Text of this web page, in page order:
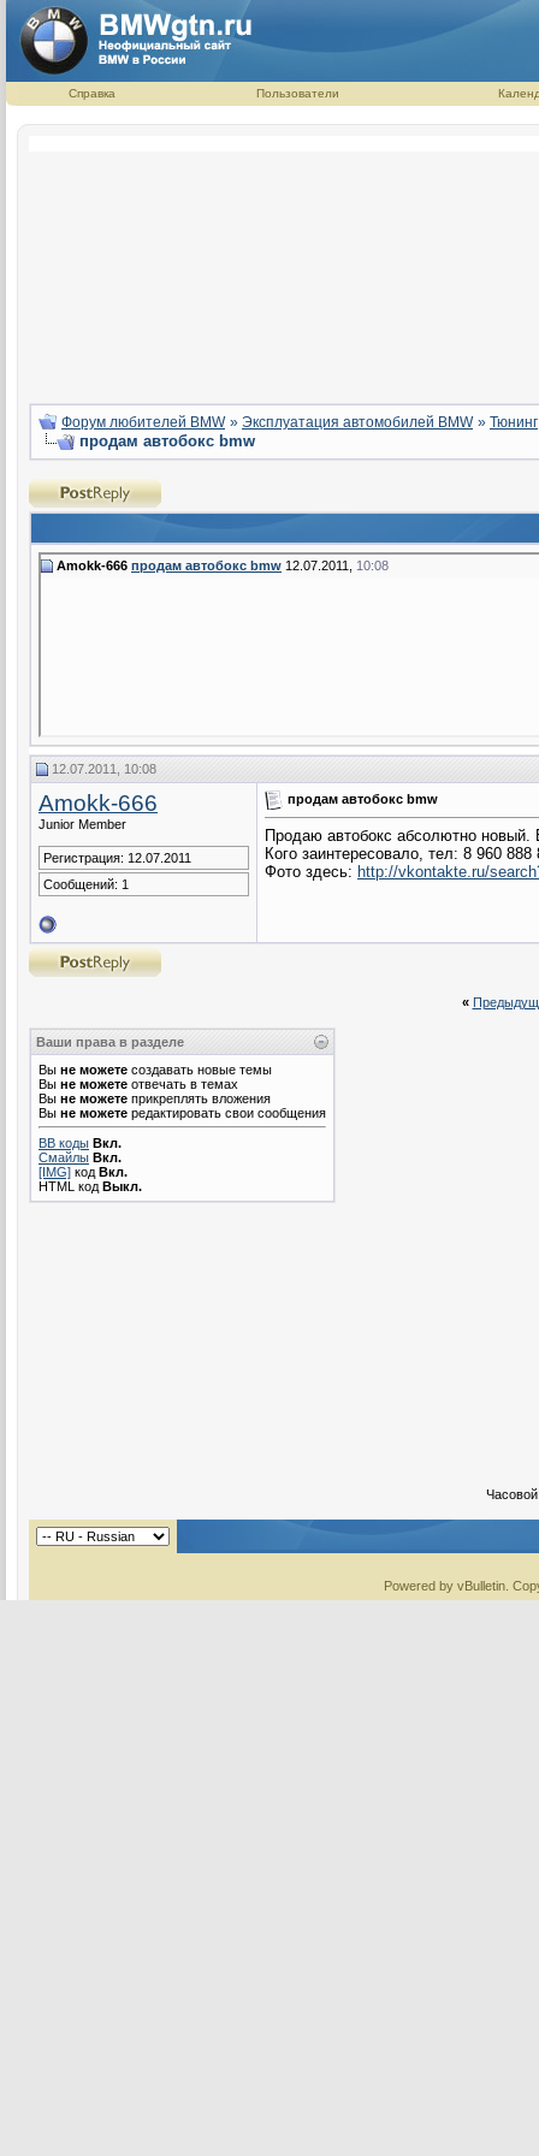
Справка Пользователи
Форум любителей BMW » Эксплуатация автомобилей BMW » Тюнинг
продам автобокс bmw
Amokk-666 продам автобокс bmw 12.07.2011, 10:08
12.07.2011, 10:08
Amokk-666
Junior Member
Регистрация: 12.07.2011
Сообщений: 1
продам автобокс bmw
Продаю автобокс абсолютно новый.
Кого заинтересовало, тел: 8 960
Фото здесь: http://vkontakte.ru/
«
Ваши права в разделе
Вы не можете создавать новые темы
Вы не можете отвечать в темах
Вы не можете прикреплять вложения
Вы не можете редактировать свои сообщения
BB коды Вкл.
Смайлы Вкл.
[IMG] код Вкл.
HTML код Выкл.
Powered by vBulletin.